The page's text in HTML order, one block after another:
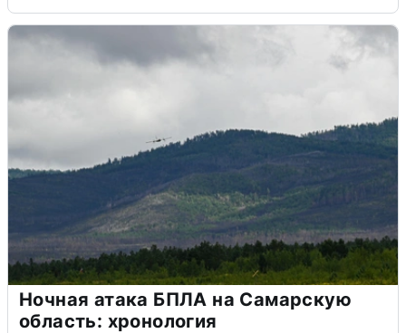
Ночная атака БПЛА на Самарскую
область: хронология